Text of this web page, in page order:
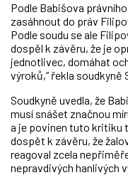
Podle Babišova
zasáhnout do práv
Podle soudu se ale
dospěl k závěru, že je
jednotlivec, domáhat
výroků,“ řekla soudkyně
Soudkyně uvedla, že
musí snášet značnou
a je povinen tuto kritiku
dospět k závěru, že
reagoval zcela
nepravdivých hanlivých